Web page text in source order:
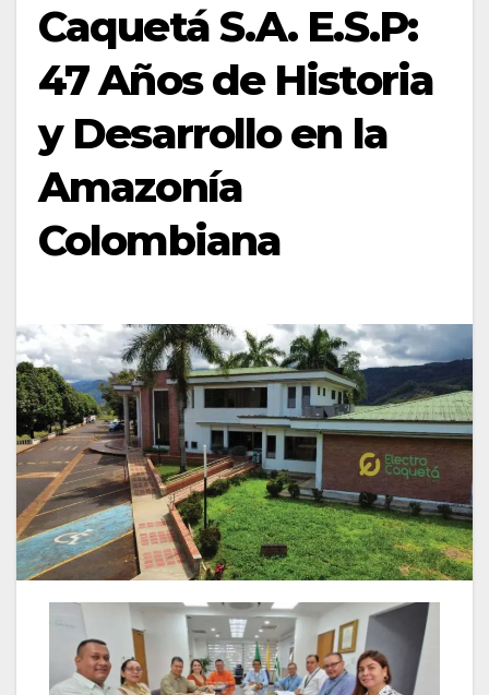
Caquetá S.A. E.S.P:
47 Años de Historia
y Desarrollo en la
Amazonía
Colombiana